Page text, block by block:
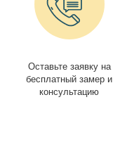
Оставьте заявку на
бесплатный замер и
консультацию